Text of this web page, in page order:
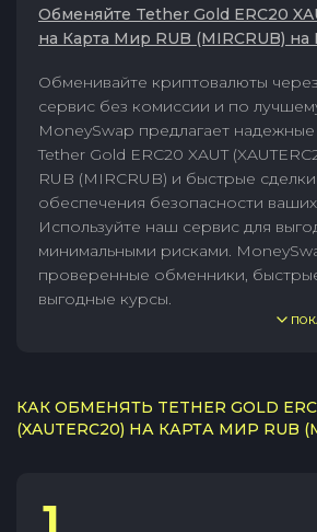
Обменяйте Tether Gold ERC20
на Карта Мир RUB (MIRCRUB) на
Обменивайте криптовалюты
сервис без комиссии и по
MoneySwap предлагает
Tether Gold ERC20 XAUT
RUB (MIRCRUB) и быстрые
обеспечения безопасности
Используйте наш сервис для
минимальными рисками.
проверенные обменники,
выгодные курсы.
КАК ОБМЕНЯТЬ TETHER GOLD
(XAUTERC20) НА КАРТА МИР RUB
1